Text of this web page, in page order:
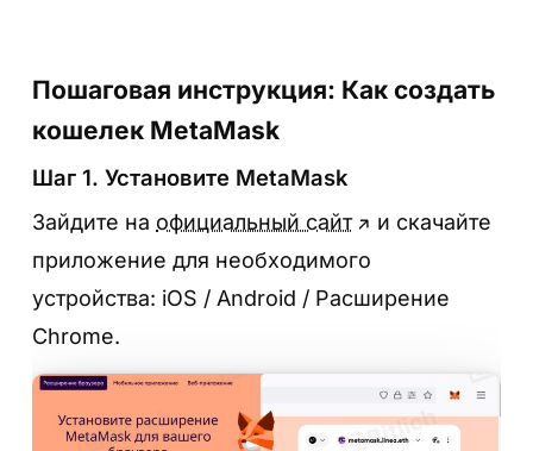
Шаг 2. Запустите приложение и выберите
“Создать новый кошелек”
Следуйте подсказкам на экране.
Подтвердите согласие с условиями
Пошаговая инструкция: Как создать
кошелек MetaMask
Шаг 1. Установите MetaMask
Зайдите на официальный сайт
и скачайте
приложение для необходимого
устройства: iOS / Android / Расширение
Chrome.